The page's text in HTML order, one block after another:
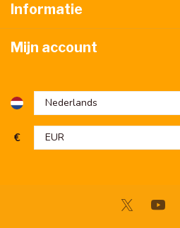
Informatie
Mijn account
€